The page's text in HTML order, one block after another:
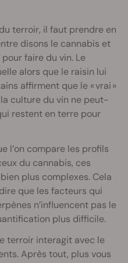
terroir, il faut prendre en
disons le cannabis et
faire du vin. Le
alors que le raisin lui
affirment que le « vrai »
culture du vin ne peut-
restent en terre pour
l’on compare les profils
du cannabis, ces
plus complexes. Cela
que les facteurs qui
n’influencent pas le
plus difficile.
terroir interagit avec le
Après tout, plus vous